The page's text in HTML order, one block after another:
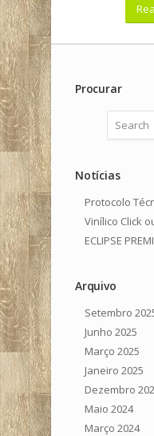
Procurar
Notícias
Protocolo
Vinílico Click
ECLIPSE
Arquivo
Setembro
Junho 2025
Março 2025
Janeiro 2025
Dezembro
Maio 2024
Março 2024